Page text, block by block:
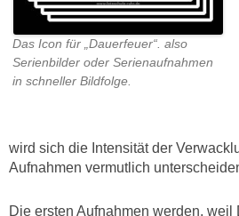
Das Icon für „Dauerfeuer“. also
Serienbilder oder Serienaufnahmen
in schneller Bildfolge.
wird sich die Intensität der
Aufnahmen vermutlich
Die ersten Aufnahmen werden, weil